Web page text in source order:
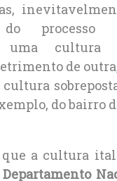
processo
uma cultura
de
do bairro
que a cultura
Departamento